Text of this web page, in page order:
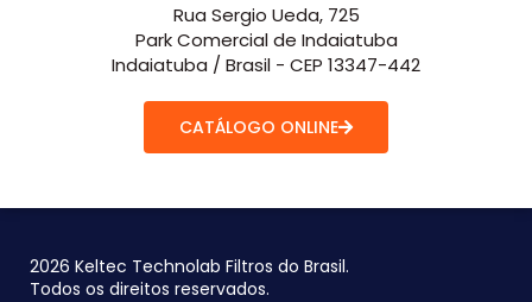
Rua Sergio Ueda, 725
Park Comercial de Indaiatuba
Indaiatuba / Brasil - CEP 13347-442
CATÁLOGO ONLINE
2026 Keltec Technolab Filtros do Brasil.
Todos os direitos reservados.